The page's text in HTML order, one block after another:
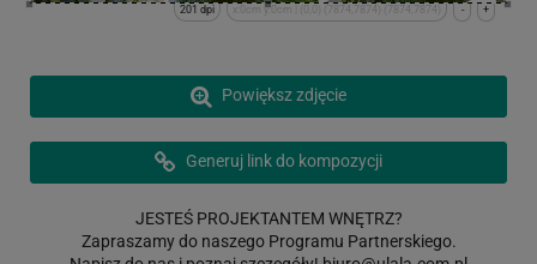
+
-
x:0cm y:0cm | (0,0) (7874,7874) (7874,7874)
201 dpi
Powiększ zdjęcie
Generuj link do kompozycji
JESTEŚ PROJEKTANTEM WNĘTRZ?
Zapraszamy do naszego Programu Partnerskiego.